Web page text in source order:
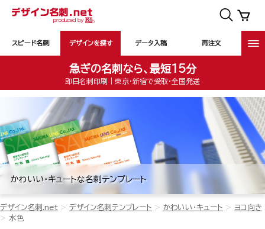
スピード名刺 デザインを探す データ入稿 再注文
急ぎの名刺なら、最短15分
即日名刺印刷｜東京・新宿で受取・全国発送
かわいい・キュートな名刺テンプレート
デザイン名刺.net デザイン名刺テンプレート かわいい・キュート
ヨコ向き
水色